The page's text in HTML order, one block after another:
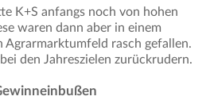
K+S anfangs noch von hohen
waren dann aber in einem
Agrarmarktumfeld rasch gefallen.
den Jahreszielen zurückrudern.